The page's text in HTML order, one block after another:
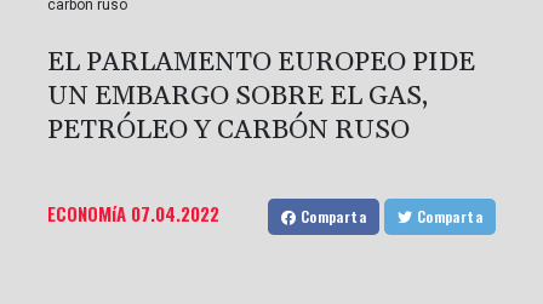
carbón ruso
EL PARLAMENTO EUROPEO PIDE
UN EMBARGO SOBRE EL GAS,
PETRÓLEO Y CARBÓN RUSO
ECONOMíA 07.04.2022 Comparta Comparta